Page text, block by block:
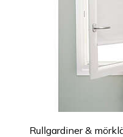
Rullgardiner &